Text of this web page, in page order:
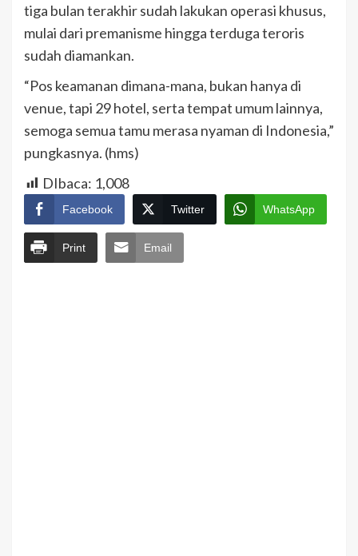
tiga bulan terakhir sudah lakukan operasi khusus,
mulai dari premanisme hingga terduga teroris
sudah diamankan.
“Pos keamanan dimana-mana, bukan hanya di
venue, tapi 29 hotel, serta tempat umum lainnya,
semoga semua tamu merasa nyaman di Indonesia,”
pungkasnya. (hms)
DIbaca: 1,008
Facebook Twitter WhatsApp
Print Email